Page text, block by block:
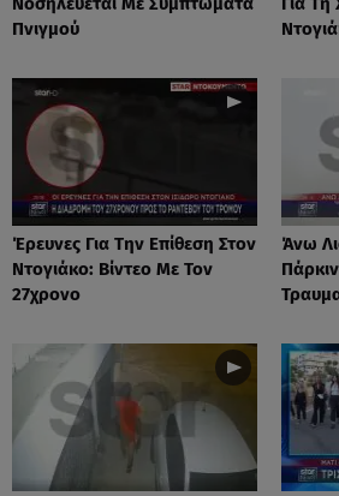
Πνιγμού
Έρευνες Για Την Επίθεση Στον
Ντογιάκο: Βίντεο Με Τον
27χρονο
Άνω